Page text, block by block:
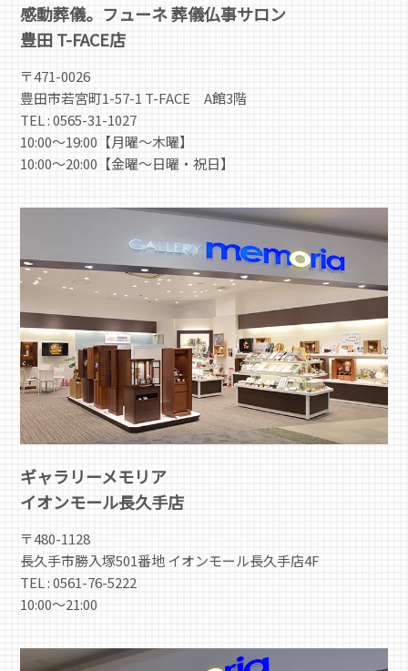
感動葬儀。フューネ 葬儀仏事サロン
豊田 T-FACE店
〒471-0026
豊田市若宮町1-57-1 T-FACE A館3階
TEL : 0565-31-1027
10:00～19:00【月曜～木曜】
10:00～20:00【金曜～日曜・祝日】
ギャラリーメモリア
イオンモール長久手店
〒480-1128
長久手市勝入塚501番地 イオンモール長久手店4F
TEL : 0561-76-5222
10:00～21:00